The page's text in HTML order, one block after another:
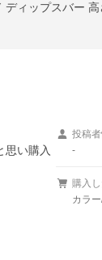
ィップスバー
思い購入
投稿
-
購入
カラ